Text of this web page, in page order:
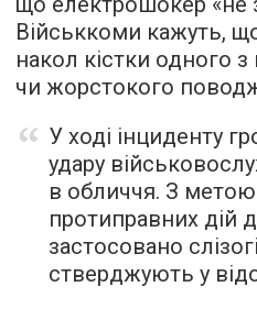
Військкоми кажуть,
накол кістки одного з
чи жорстокого
У ході інциденту
удару
в обличчя. З
протиправних дій
застосовано
стверджують у